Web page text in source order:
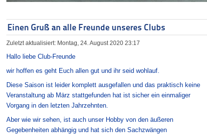
Einen Gruß an alle Freunde unseres Clubs
Zuletzt aktualisiert: Montag, 24. August 2020 23:17
Hallo liebe Club-Freunde
wir hoffen es geht Euch allen gut und ihr seid wohlauf.
Diese Saison ist leider komplett ausgefallen und das praktisch keine
Veranstaltung ab März stattgefunden hat ist sicher ein einmaliger
Vorgang in den letzten Jahrzehnten.
Aber wie wir sehen, ist auch unser Hobby von den äußeren
Gegebenheiten abhängig und hat sich den Sachzwängen